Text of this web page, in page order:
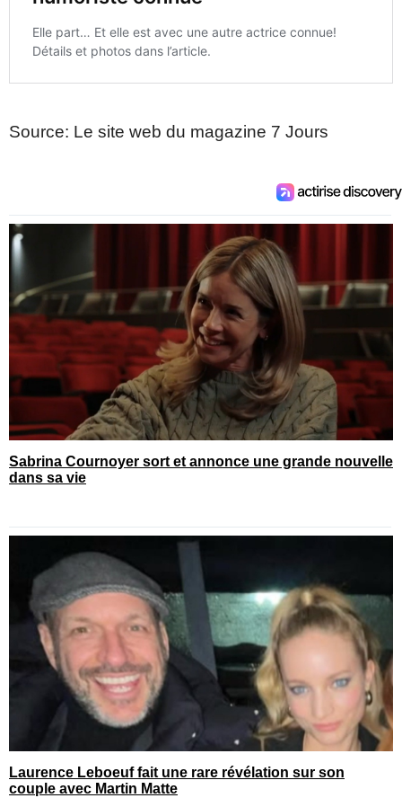
Source: Le site web du magazine 7 Jours
Sabrina Cournoyer sort et annonce une grande nouvelle
dans sa vie
Laurence Leboeuf fait une rare révélation sur son
couple avec Martin Matte